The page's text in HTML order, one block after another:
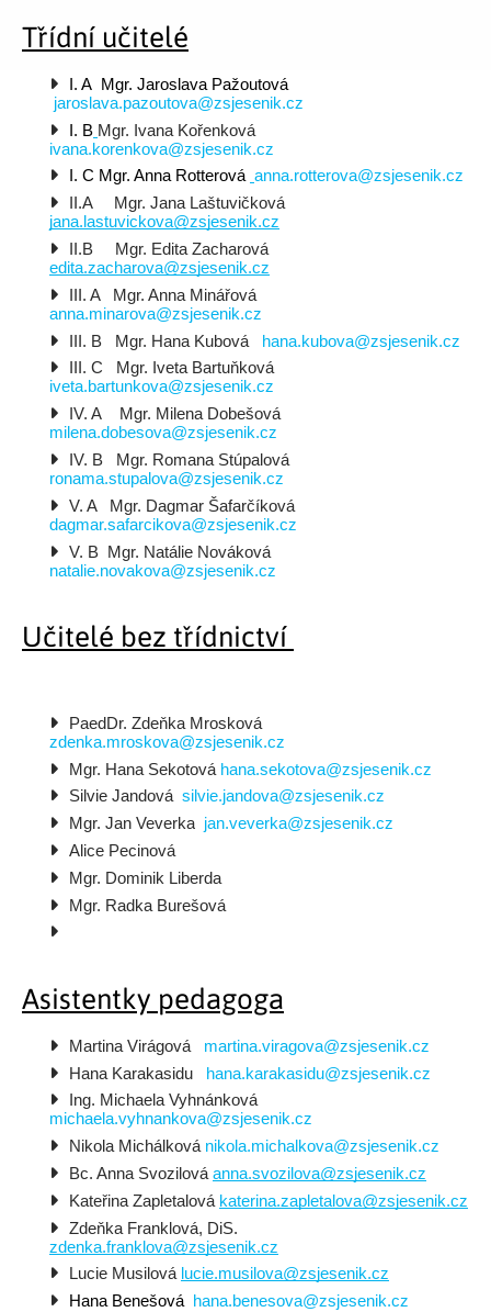
Třídní učitelé
jaroslava.pazoutova@zsjesenik.cz
I. B
ivana.korenkova@zsjesenik.cz
I. C Mgr. Anna Rotterová anna.rotterova@zsjesenik.cz
jana.lastuvickova@zsjesenik.cz
edita.zacharova@zsjesenik.cz
anna.minarova@zsjesenik.cz
III. B   Mgr. Hana Kubová hana.kubova@zsjesenik.cz
iveta.bartunkova@zsjesenik.cz
milena.dobesova@zsjesenik.cz
ronama.stupalova@zsjesenik.cz
dagmar.safarcikova@zsjesenik.cz
natalie.novakova@zsjesenik.cz
Učitelé bez třídnictví
zdenka.mroskova@zsjesenik.cz
Mgr. Hana Sekotová hana.sekotova@zsjesenik.cz
Silvie Jandová silvie.jandova@zsjesenik.cz
Mgr. Jan Veverka jan.veverka@zsjesenik.cz
Alice Pecinová
Mgr. Dominik Liberda
Mgr. Radka Burešová
Asistentky pedagoga
Martina Virágová martina.viragova@zsjesenik.cz
Hana Karakasidu hana.karakasidu@zsjesenik.cz
Ing. Michaela Vyhnánková
michaela.vyhnankova@zsjesenik.cz
Nikola Michálková nikola.michalkova@zsjesenik.cz
Bc. Anna Svozilová anna.svozilova@zsjesenik.cz
Kateřina Zapletalová katerina.zapletalova@zsjesenik.cz
zdenka.franklova@zsjesenik.cz
Lucie Musilová lucie.musilova@zsjesenik.cz
Hana Benešová hana.benesova@zsjesenik.cz